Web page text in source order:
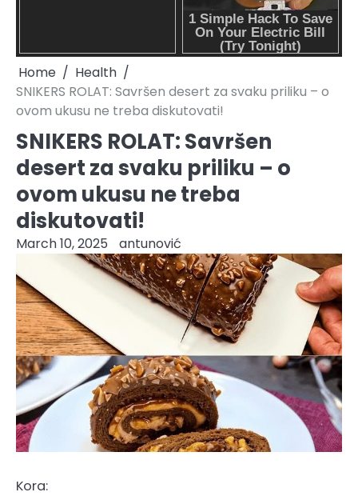
Home
Health
SNIKERS ROLAT: Savršen desert za svaku priliku – o
ovom ukusu ne treba diskutovati!
SNIKERS ROLAT: Savršen
desert za svaku priliku – o
ovom ukusu ne treba
diskutovati!
March 10, 2025 antunović
Kora: